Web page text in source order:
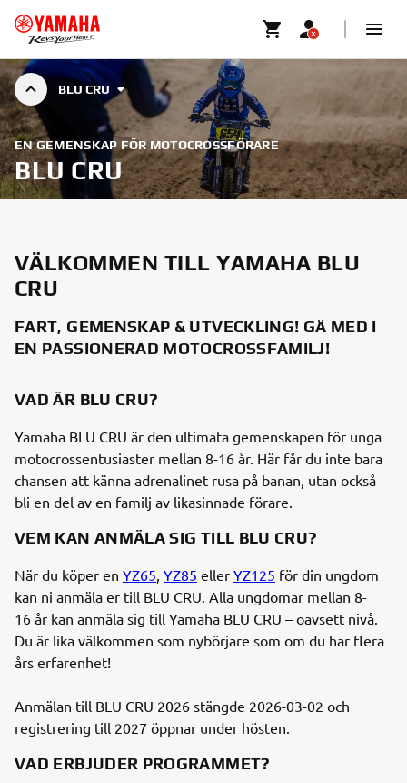
BLU CRU
EN GEMENSKAP FÖR MOTOCROSSFÖRARE
BLU CRU
VÄLKOMMEN TILL YAMAHA BLU
CRU
FART, GEMENSKAP & UTVECKLING! GÅ MED I
EN PASSIONERAD MOTOCROSSFAMILJ!
VAD ÄR BLU CRU?
Yamaha BLU CRU är den ultimata gemenskapen för unga
motocrossentusiaster mellan 8-16 år. Här får du inte bara
chansen att känna adrenalinet rusa på banan, utan också
bli en del av en familj av likasinnade förare.
VEM KAN ANMÄLA SIG TILL BLU CRU?
När du köper en YZ65, YZ85 eller YZ125 för din ungdom
kan ni anmäla er till BLU CRU. Alla ungdomar mellan 8-
16 år kan anmäla sig till Yamaha BLU CRU – oavsett nivå.
Du är lika välkommen som nybörjare som om du har flera
års erfarenhet!
Anmälan till BLU CRU 2026 stängde 2026-03-02 och
registrering till 2027 öppnar under hösten.
VAD ERBJUDER PROGRAMMET?